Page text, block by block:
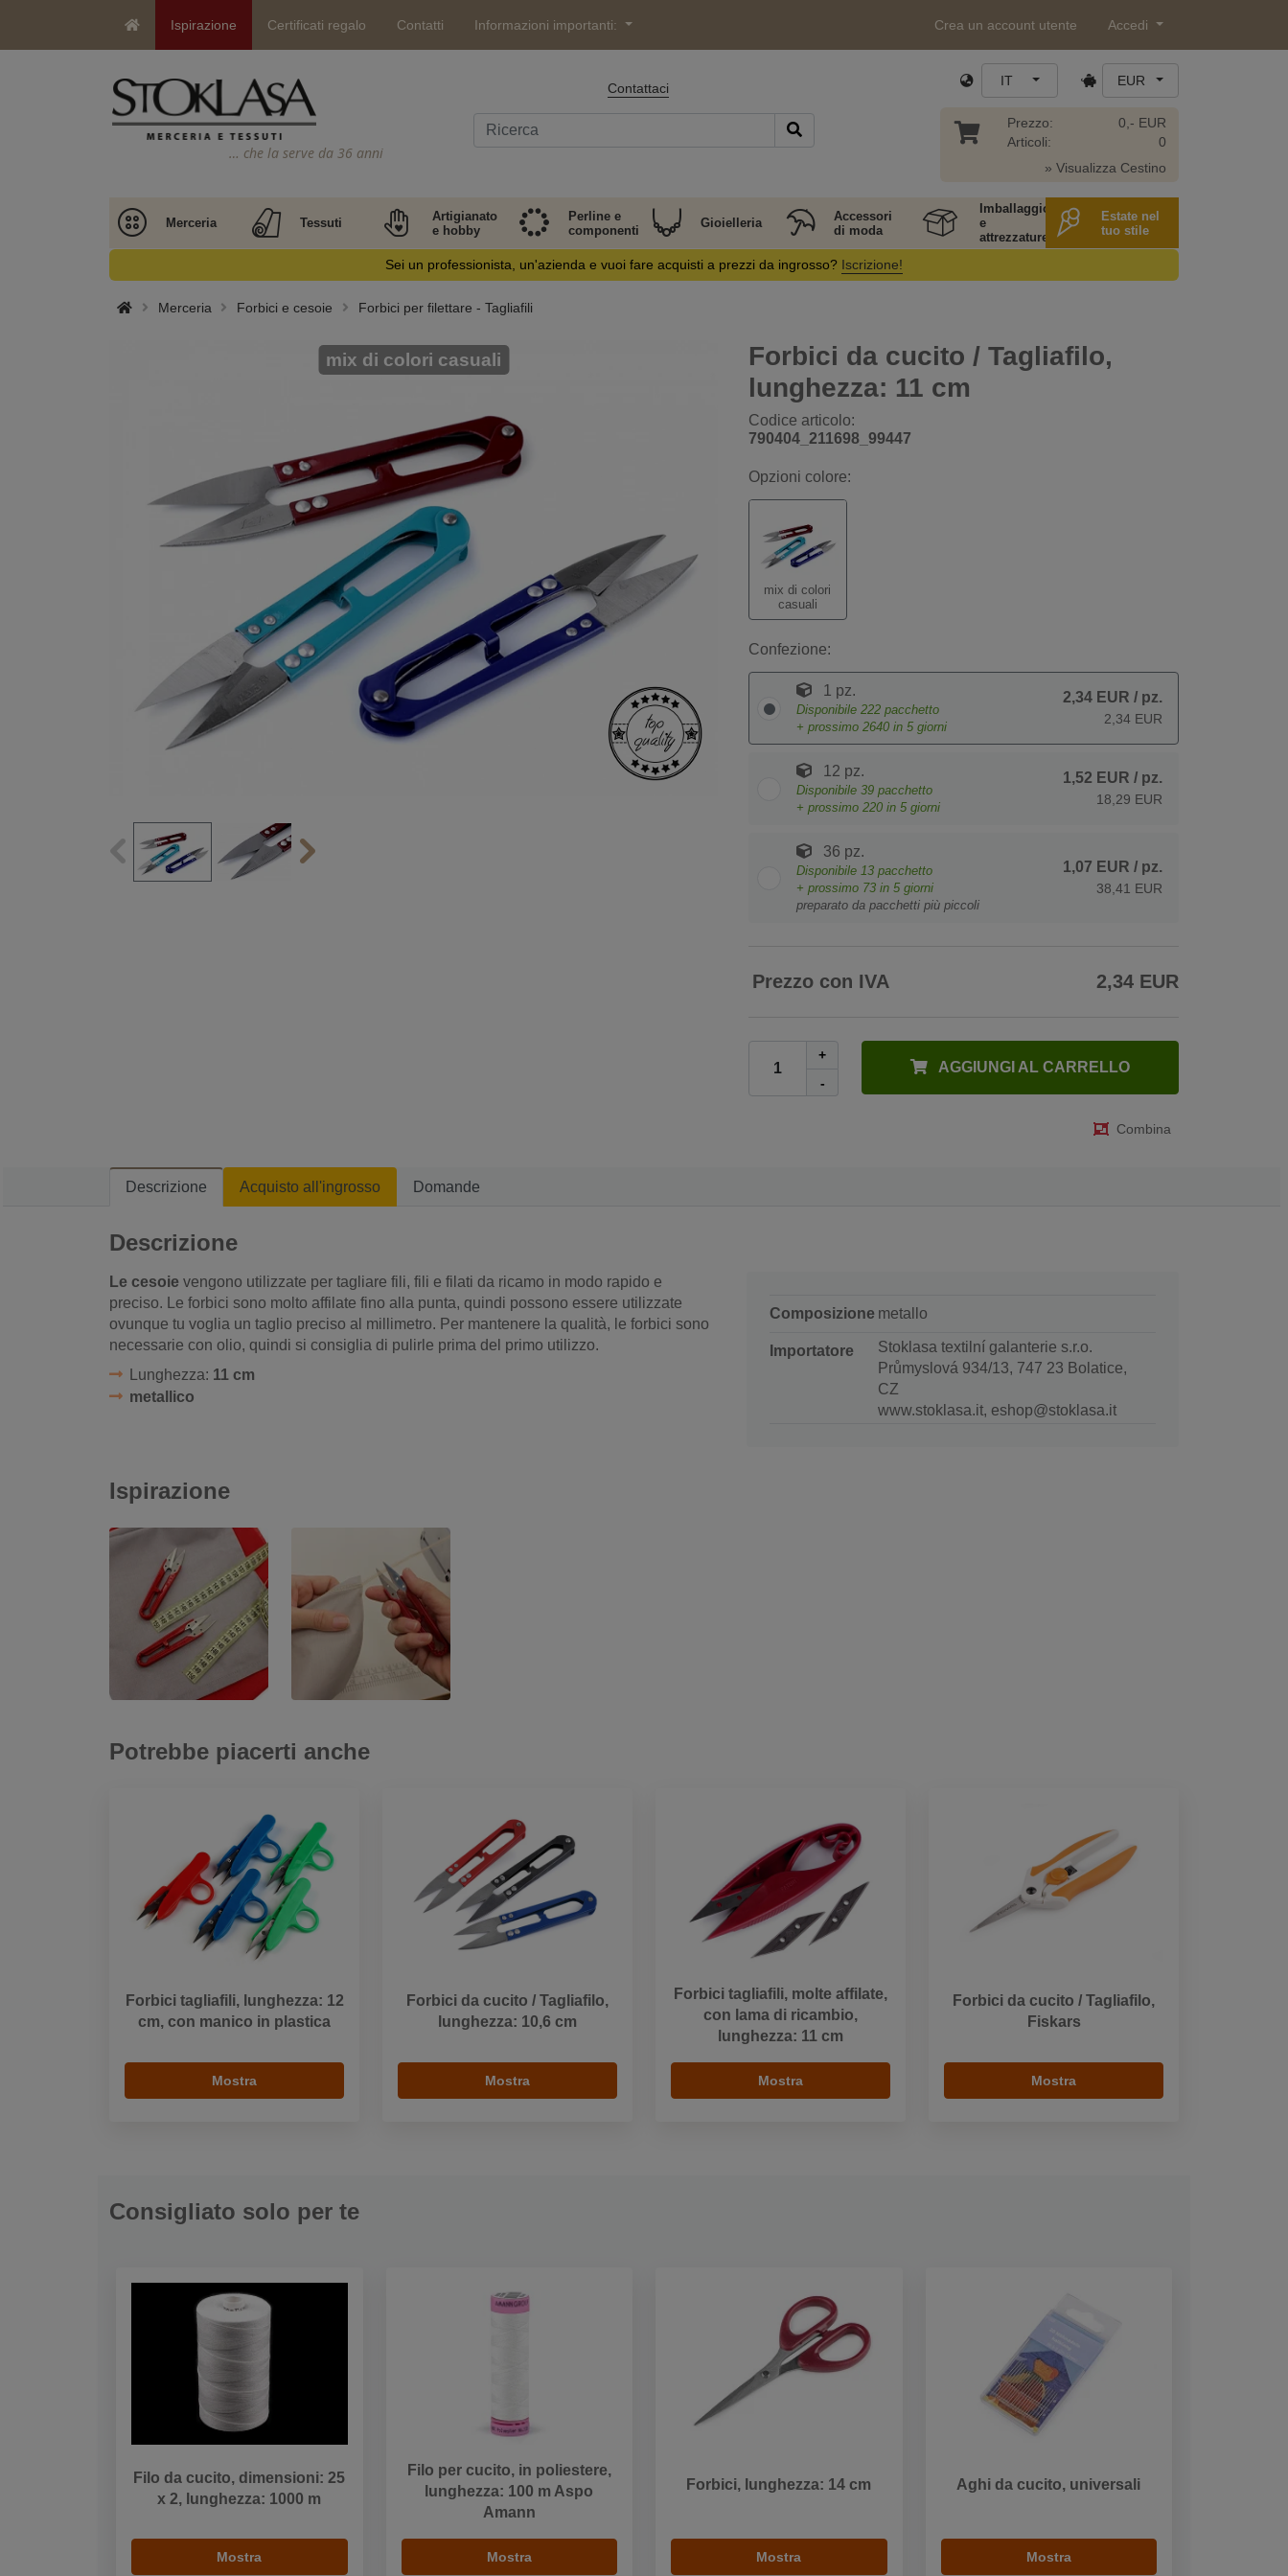
Ispirazione Certificati regalo Contatti Informazioni importanti: Crea un account utente Accedi
… che la serve da 36 anni
Contattaci IT EUR
Prezzo:
Articoli:
0,- EUR
0
» Visualizza Cestino
Merceria Tessuti
Artigianato
e hobby
Perline e
componenti
Gioielleria
Accessori
di moda
Imballaggio
e
attrezzature
Estate nel
tuo stile
Sei un professionista, un'azienda e vuoi fare acquisti a prezzi da ingrosso? Iscrizione!
Merceria Forbici e cesoie Forbici per filettare - Tagliafili
Forbici da cucito / Tagliafilo,
lunghezza: 11 cm
Codice articolo:
790404_211698_99447
mix di colori casuali
Opzioni colore:
mix di colori
casuali
Confezione:
1 pz.
Disponibile 222 pacchetto
+ prossimo 2640 in 5 giorni
2,34 EUR / pz.
2,34 EUR
12 pz.
Disponibile 39 pacchetto
+ prossimo 220 in 5 giorni
1,52 EUR / pz.
18,29 EUR
36 pz.
Disponibile 13 pacchetto
+ prossimo 73 in 5 giorni
preparato da pacchetti più piccoli
1,07 EUR / pz.
38,41 EUR
Prezzo con IVA 2,34 EUR
+
-
AGGIUNGI AL CARRELLO
Combina
Descrizione Acquisto all'ingrosso Domande
Descrizione
Le cesoie vengono utilizzate per tagliare fili, fili e filati da ricamo in modo rapido e
preciso. Le forbici sono molto affilate fino alla punta, quindi possono essere utilizzate
ovunque tu voglia un taglio preciso al millimetro. Per mantenere la qualità, le forbici sono
necessarie con olio, quindi si consiglia di pulirle prima del primo utilizzo.
Lunghezza: 11 cm
metallico
Composizione metallo
Importatore
Stoklasa textilní galanterie s.r.o.
Průmyslová 934/13, 747 23 Bolatice,
CZ
www.stoklasa.it, eshop@stoklasa.it
Ispirazione
Potrebbe piacerti anche
Forbici tagliafili, lunghezza: 12
cm, con manico in plastica
Mostra
Forbici da cucito / Tagliafilo,
lunghezza: 10,6 cm
Mostra
Forbici tagliafili, molte affilate,
con lama di ricambio,
lunghezza: 11 cm
Mostra
Forbici da cucito / Tagliafilo,
Fiskars
Mostra
Consigliato solo per te
Filo da cucito, dimensioni: 25
x 2, lunghezza: 1000 m
Mostra
Filo per cucito, in poliestere,
lunghezza: 100 m Aspo
Amann
Mostra
Forbici, lunghezza: 14 cm
Mostra
Aghi da cucito, universali
Mostra